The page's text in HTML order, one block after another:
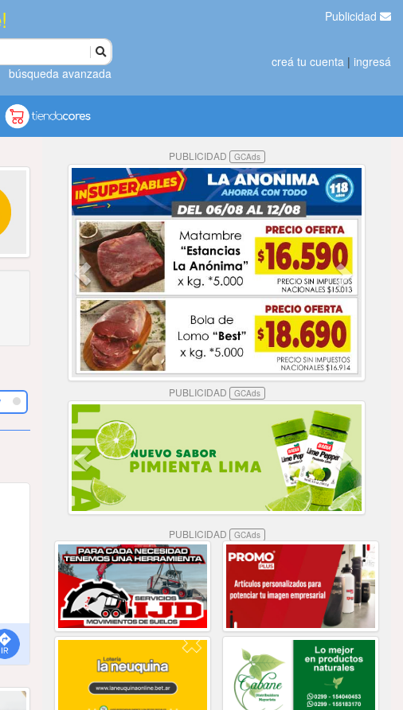
búsqueda avanzada
Publicidad
creá tu cuenta | ingresá
PUBLICIDAD GCAds
PUBLICIDAD GCAds
PUBLICIDAD GCAds